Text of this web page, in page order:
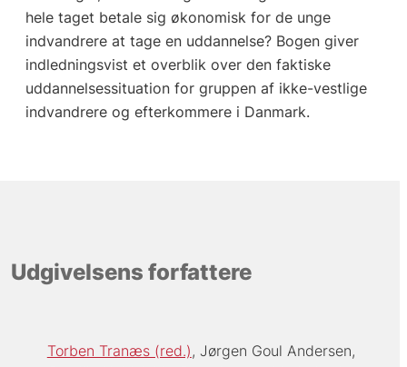
hele taget betale sig økonomisk for de unge
indvandrere at tage en uddannelse? Bogen giver
indledningsvist et overblik over den faktiske
uddannelsessituation for gruppen af ikke-vestlige
indvandrere og efterkommere i Danmark.
Udgivelsens forfattere
Torben Tranæs (red.) Jørgen Goul Andersen